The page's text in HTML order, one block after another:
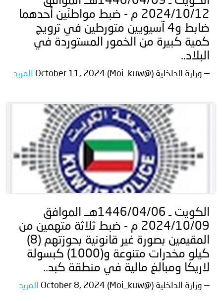
2024/10/12 م - ضبط مواطنَين أحدهما
ضابط و4 آسيويين متورطين في ترويج
كمية كبيرة من الخمور المستوردة في
البلاد..
— وزارة الداخلية (@Moi_kuw) October 11, 2024 المزيد
الكويت ـ 1446/04/06هــ الموافق
2024/10/09 م - ضبط ثلاثة متهمين من
المقيمين بصورة غير قانونية بحوزتهم (8)
كيلو مخدرات متنوعة و(1000) كبسولة
لاريكا ومبالغ مالية في منطقة كبد..
— وزارة الداخلية (@Moi_kuw) October 8, 2024 المزيد